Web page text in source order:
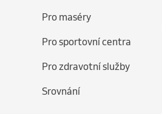
Pro maséry
Pro sportovní centra
Pro zdravotní služby
Srovnání